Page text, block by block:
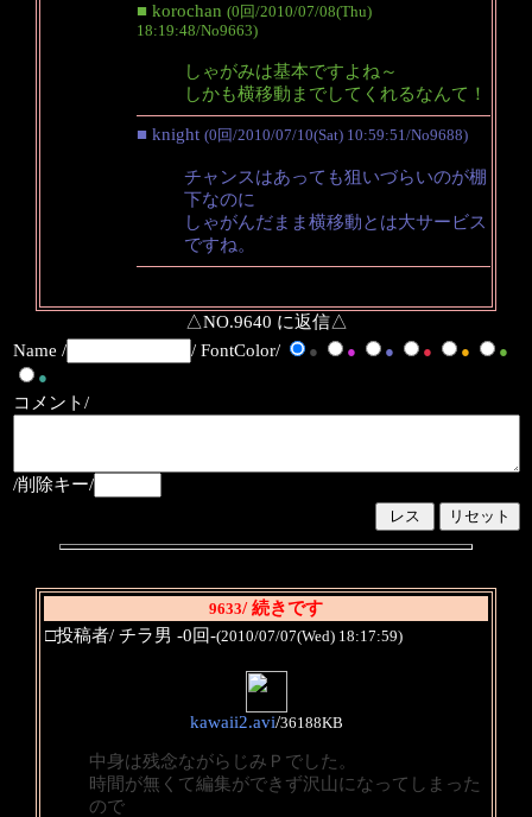
■ korochan (0回/2010/07/08(Thu)
18:19:48/No9663)
しゃがみは基本ですよね～
しかも横移動までしてくれるなんて！
■ knight (0回/2010/07/10(Sat) 10:59:51/No9688)
チャンスはあっても狙いづらいのが棚
下なのに
しゃがんだまま横移動とは大サービス
ですね。
△NO.9640 に返信△
Name /
/ FontColor/ ● ● ● ● ●
●
●
コメント/
/削除キー/
9633/ 続きです
□投稿者/ チラ男 -0回-(2010/07/07(Wed) 18:17:59)
kawaii2.avi/36188KB
中身は残念ながらじみＰでした。
時間が無くて編集ができず沢山になってしまった
ので